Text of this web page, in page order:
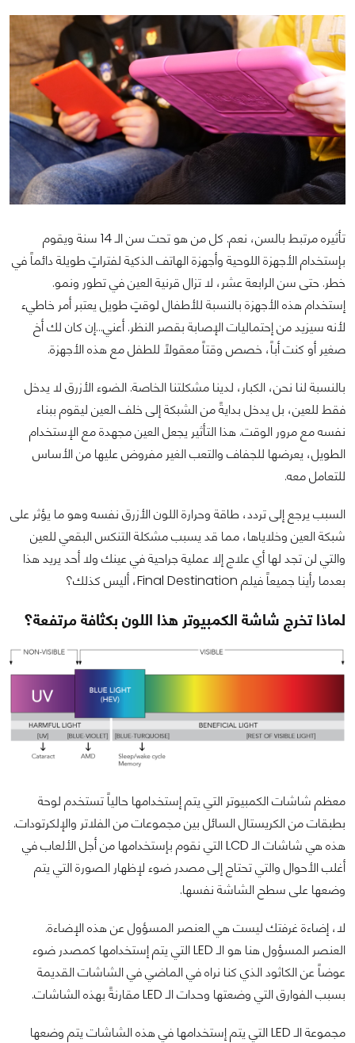
تأثيره مرتبط بالسن، نعم. كل من هو تحت سن الـ 14 سنة ويقوم
بإستخدام الأجهزة اللوحية وأجهزة الهاتف الذكية لفتراتٍ طويلة دائماً في
خطر. حتى سن الرابعة عشر، لا تزال قرنية العين في تطور ونمو.
إستخدام هذه الأجهزة بالنسبة للأطفال لوقتٍ طويل يعتبر أمر خاطيء
لأنه سيزيد من إحتماليات الإصابة بقصر النظر. أعني...إن كان لك أخ
صغير أو كنت أباً، خصص وقتاً معقولاً للطفل مع هذه الأجهزة.
بالنسبة لنا نحن، الكبار، لدينا مشكلتنا الخاصة. الضوء الأزرق لا يدخل
فقط للعين، بل يدخل بدايةً من الشبكة إلى خلف العين ليقوم ببناء
نفسه مع مرور الوقت. هذا التأثير يجعل العين مجهدة مع الإستخدام
الطويل، يعرضها للجفاف والتعب الغير مفروض عليها من الأساس
للتعامل معه.
السبب يرجع إلى تردد، طاقة وحرارة اللون الأزرق نفسه وهو ما يؤثر على
شبكة العين وخلاياها، مما قد يسبب مشكلة التنكس البقعي للعين
والتي لن تجد لها أي علاج إلا عملية جراحية في عينك ولا أحد يريد هذا
بعدما رأينا جميعاً فيلم Final Destination، أليس كذلك؟
لماذا تخرج شاشة الكمبيوتر هذا اللون بكثافة مرتفعة؟
معظم شاشات الكمبيوتر التي يتم إستخدامها حالياً تستخدم لوحة
بطبقات من الكريستال السائل بين مجموعات من الفلاتر والإلكرتودات.
هذه هي شاشات الـ LCD التي نقوم بإستخدامها من أجل الألعاب في
أغلب الأحوال والتي تحتاج إلى مصدر ضوء لإظهار الصورة التي يتم
وضعها على سطح الشاشة نفسها.
لا، إضاءة غرفتك ليست هي العنصر المسؤول عن هذه الإضاءة.
العنصر المسؤول هنا هو الـ LED التي يتم إستخدامها كمصدر ضوء
عوضاً عن الكاثود الذي كنا نراه في الماضي في الشاشات القديمة
بسبب الفوارق التي وضعتها وحدات الـ LED مقارنةً بهذه الشاشات.
مجموعة الـ LED التي يتم إستخدامها في هذه الشاشات يتم وضعها